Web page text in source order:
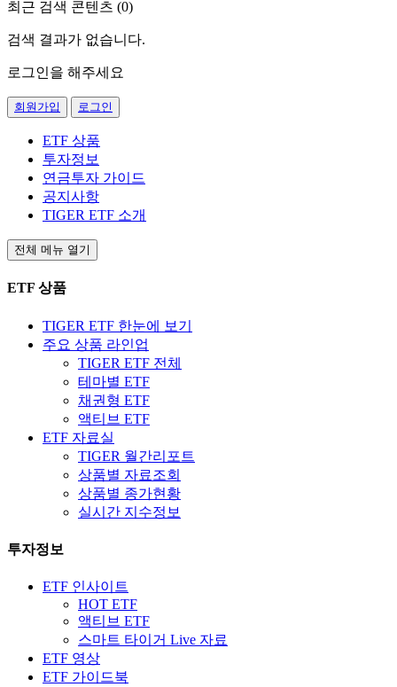
최근 검색 콘텐츠 (0)
검색 결과가 없습니다.
로그인을 해주세요
회원가입 로그인
ETF 상품
투자정보
연금투자 가이드
공지사항
TIGER ETF 소개
전체 메뉴 열기
ETF 상품
TIGER ETF 한눈에 보기
주요 상품 라인업
TIGER ETF 전체
테마별 ETF
채권형 ETF
액티브 ETF
ETF 자료실
TIGER 월간리포트
상품별 자료조회
상품별 종가현황
실시간 지수정보
투자정보
ETF 인사이트
HOT ETF
액티브 ETF
스마트 타이거 Live 자료
ETF 영상
ETF 가이드북